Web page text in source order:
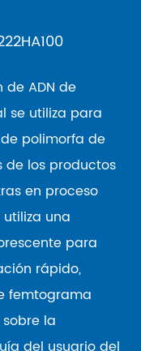
de ADN de
se utiliza para
polimorfa de
de los productos
en proceso
una
para
rápido,
femtograma
la